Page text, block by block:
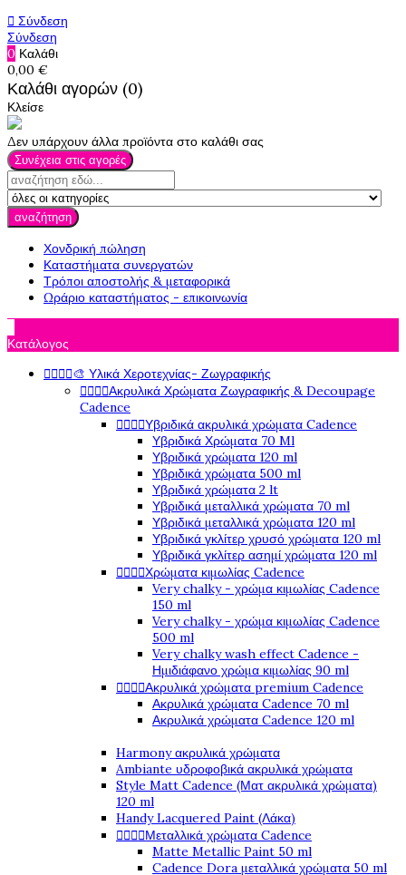
 Σύνδεση
Σύνδεση
0 Καλάθι
0,00 €
Καλάθι αγορών (0)
Κλείσε
Δεν υπάρχουν άλλα προϊόντα στο καλάθι σας
Συνέχεια στις αγορές
αναζήτηση
Χονδρική πώληση
Καταστήματα συνεργατών
Τρόποι αποστολής & μεταφορικά
Ωράριο καταστήματος - επικοινωνία
Κατάλογος
🎨 Υλικά Χεροτεχνίας- Ζωγραφικής
Ακρυλικά Χρώματα Ζωγραφικής & Decoupage
Cadence
Υβριδικά ακρυλικά χρώματα Cadence
Υβριδικά Χρώματα 70 Ml
Υβριδικά χρώματα 120 ml
Υβριδικά χρώματα 500 ml
Υβριδικά χρώματα 2 lt
Υβριδικά μεταλλικά χρώματα 70 ml
Υβριδικά μεταλλικά χρώματα 120 ml
Υβριδικά γκλίτερ χρυσό χρώματα 120 ml
Υβριδικά γκλίτερ ασημί χρώματα 120 ml
Χρώματα κιμωλίας Cadence
Very chalky - χρώμα κιμωλίας Cadence
150 ml
Very chalky - χρώμα κιμωλίας Cadence
500 ml
Very chalky wash effect Cadence -
Ημιδιάφανο χρώμα κιμωλίας 90 ml
Ακρυλικά χρώματα premium Cadence
Ακρυλικά χρώματα Cadence 70 ml
Ακρυλικά χρώματα Cadence 120 ml
Harmony ακρυλικά χρώματα
Ambiante υδροφοβικά ακρυλικά χρώματα
Style Matt Cadence (Ματ ακρυλικά χρώματα)
120 ml
Handy Lacquered Paint (Λάκα)
Μεταλλικά χρώματα Cadence
Matte Metallic Paint 50 ml
Cadence Dora μεταλλικά χρώματα 50 ml